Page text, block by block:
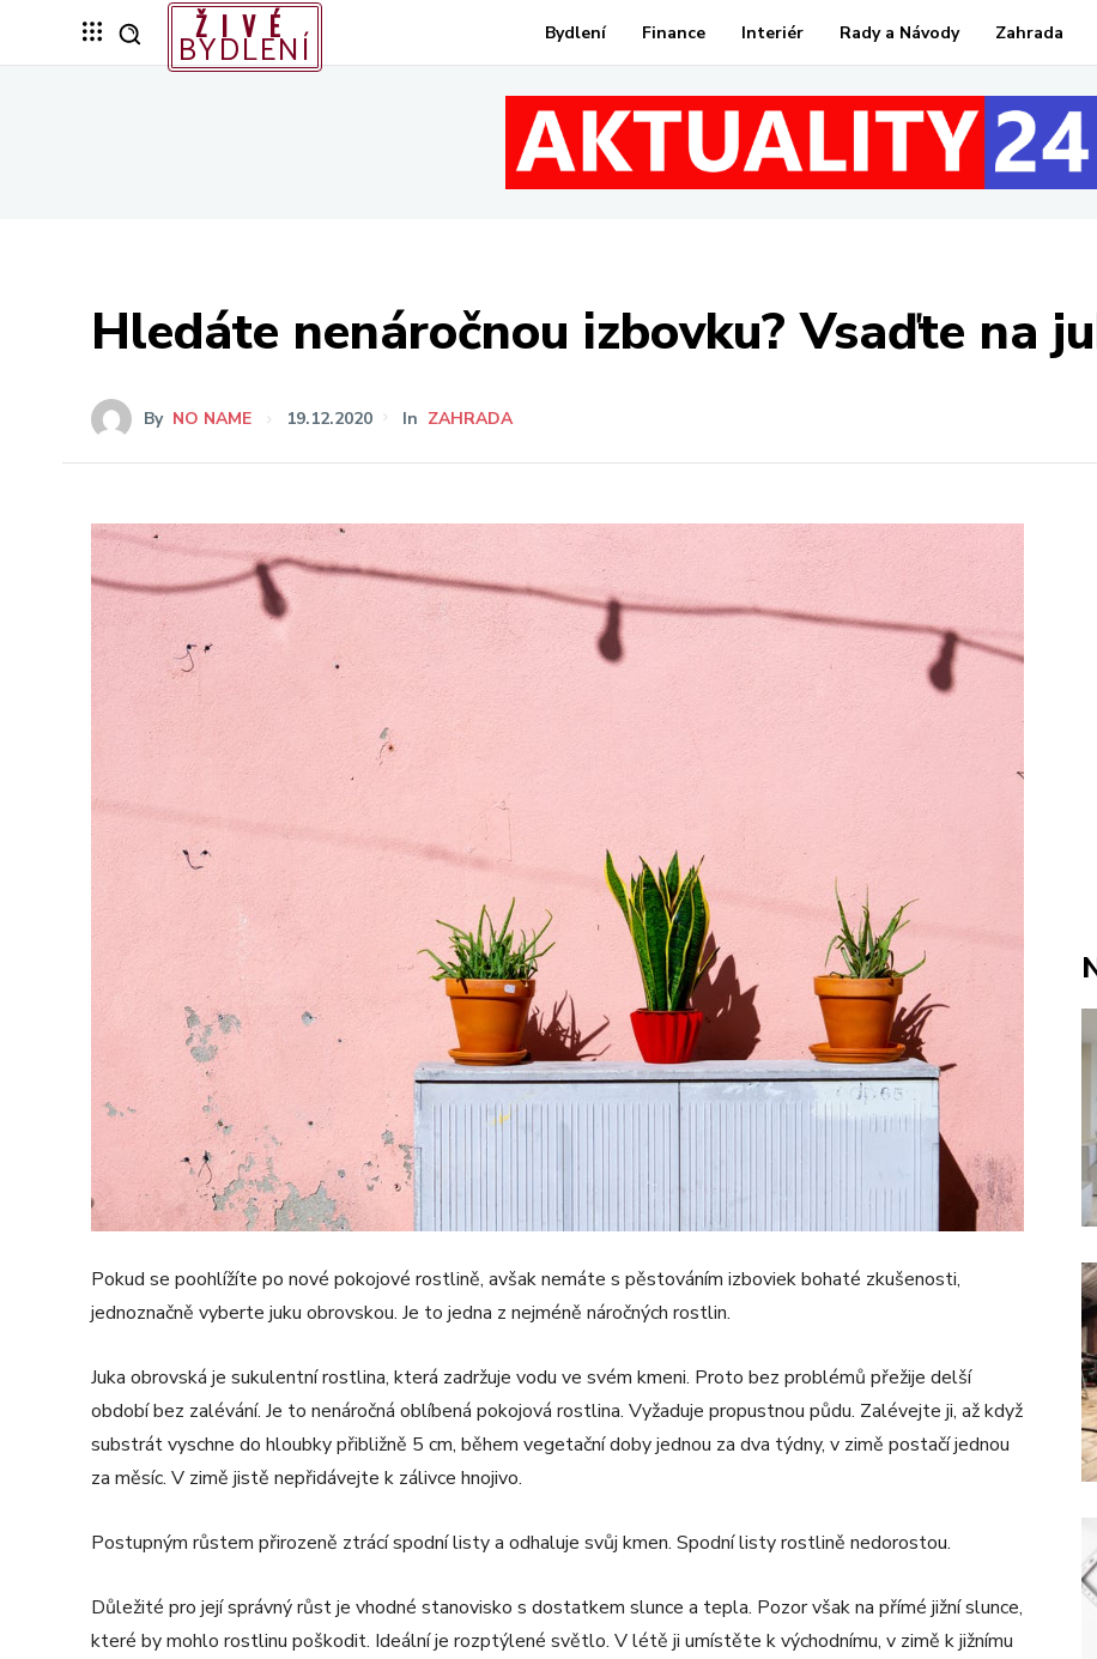
ŽIVÉ
BYDLENÍ Bydlení Finance Interiér Rady a Návody Zahrada
Hledáte nenáročnou izbovku? Vsaďte na
By NO NAME 19.12.2020 In ZAHRADA
Pokud se poohlížíte po nové pokojové rostlině, avšak nemáte s pěstováním izboviek bohaté zkušenosti,
jednoznačně vyberte juku obrovskou. Je to jedna z nejméně náročných rostlin.
Juka obrovská je sukulentní rostlina, která zadržuje vodu ve svém kmeni. Proto bez problémů přežije delší
období bez zalévání. Je to nenáročná oblíbená pokojová rostlina. Vyžaduje propustnou půdu. Zalévejte ji, až když
substrát vyschne do hloubky přibližně 5 cm, během vegetační doby jednou za dva týdny, v zimě postačí jednou
za měsíc. V zimě jistě nepřidávejte k zálivce hnojivo.
Postupným růstem přirozeně ztrácí spodní listy a odhaluje svůj kmen. Spodní listy rostlině nedorostou.
Důležité pro její správný růst je vhodné stanovisko s dostatkem slunce a tepla. Pozor však na přímé jižní slunce,
které by mohlo rostlinu poškodit. Ideální je rozptýlené světlo. V létě ji umístěte k východnímu, v zimě k jižnímu